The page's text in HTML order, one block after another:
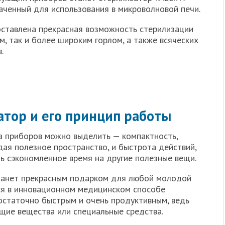
для использования в микроволновой печи.
прекрасная возможность стерилизации
так и более широким горлом, а также всяческих
и его принцип работы
приборов можно выделить — компактность,
полезное пространство, и быстрота действий,
сэкономленное время на другие полезные вещи.
прекрасным подарком для любой молодой
в инновационном медицинском способе
быстрым и очень продуктивным, ведь
вещества или специальные средства.